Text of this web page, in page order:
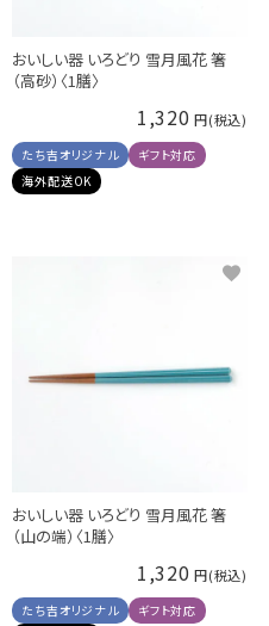
おいしい器 いろどり 雪月風花 箸
（高砂）〈1膳〉
1,320
たち吉オリジナル
ギフト対応
海外配送OK
おいしい器 いろどり 雪月風花 箸
（山の端）〈1膳〉
1,320
たち吉オリジナル
ギフト対応